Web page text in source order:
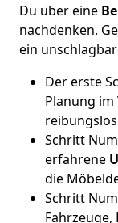
Du über eine
nachdenken.
ein
Der erste
Planung
Schritt
erfahrene
die
Schritt
Fahrzeuge,